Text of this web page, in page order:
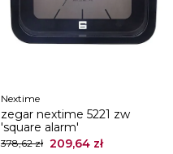
Nextime
zegar nextime 5221 zw
'square alarm'
378,62 zł 209,64 zł